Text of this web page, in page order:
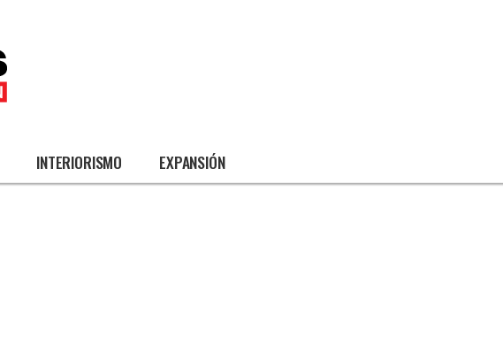
INTERIORISMO EXPANSIÓN